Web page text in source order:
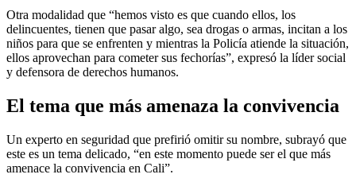
Otra modalidad que “hemos visto es que cuando ellos, los
delincuentes, tienen que pasar algo, sea drogas o armas, incitan a los
niños para que se enfrenten y mientras la Policía atiende la situación,
ellos aprovechan para cometer sus fechorías”, expresó la líder social
y defensora de derechos humanos.
El tema que más amenaza la convivencia
Un experto en seguridad que prefirió omitir su nombre, subrayó que
este es un tema delicado, “en este momento puede ser el que más
amenace la convivencia en Cali”.